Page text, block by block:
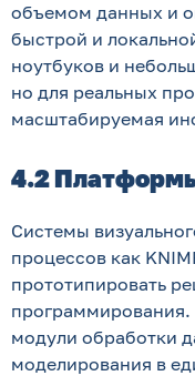
объемом данных и
быстрой и
ноутбуков и
но для реальных
масштабируемая
4.2
Системы
процессов как
прототипировать
программирования.
модули обработки
моделирования в